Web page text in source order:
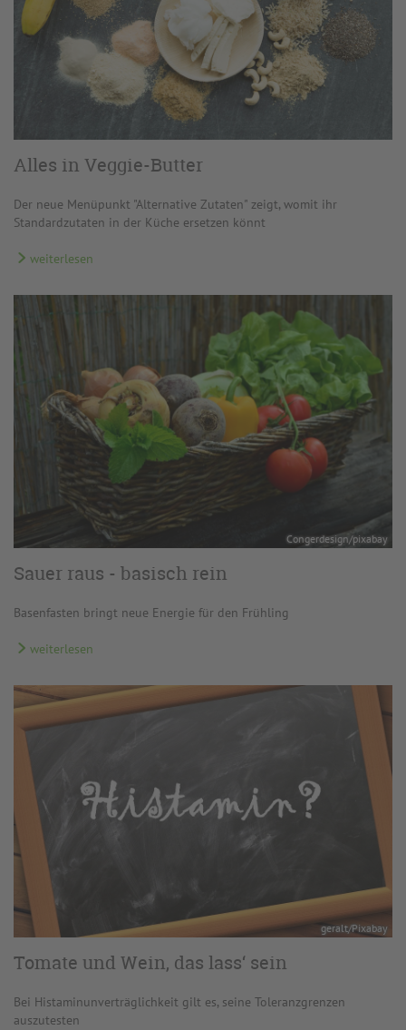
Alles in Veggie-Butter
Der neue Menüpunkt "Alternative Zutaten" zeigt, womit ihr
Standardzutaten in der Küche ersetzen könnt
weiterlesen
Congerdesign/pixabay
Sauer raus - basisch rein
Basenfasten bringt neue Energie für den Frühling
weiterlesen
geralt/Pixabay
Tomate und Wein, das lass‘ sein
Bei Histaminunverträglichkeit gilt es, seine Toleranzgrenzen
auszutesten